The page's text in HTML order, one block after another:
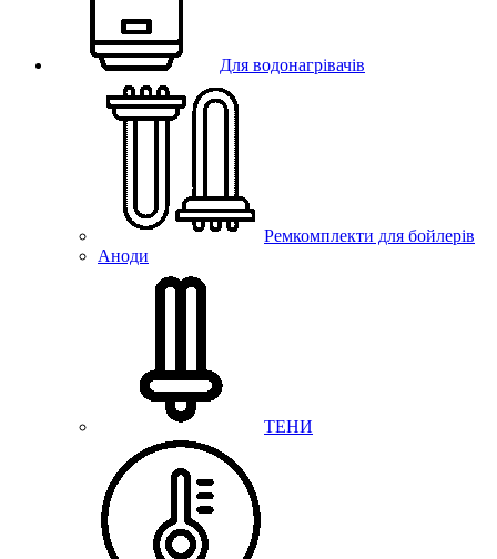
Для водонагрівачів
Ремкомплекти для бойлерів
Аноди
ТЕНИ